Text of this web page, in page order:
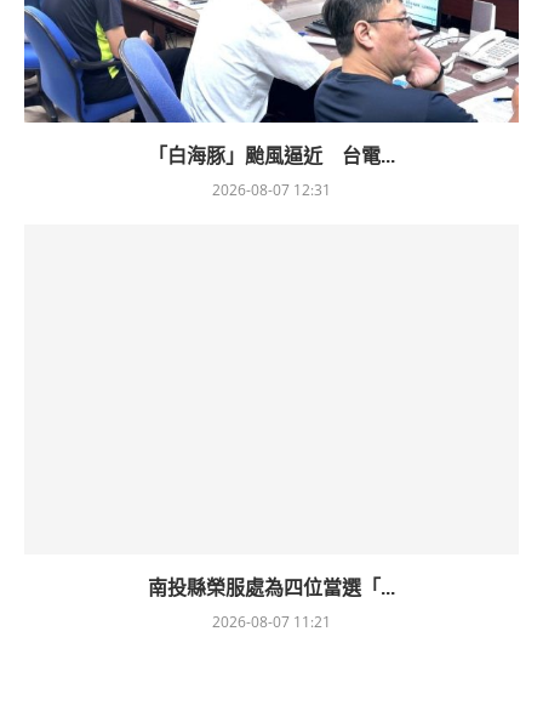
「白海豚」颱風逼近 台電...
2026-08-07 12:31
南投縣榮服處為四位當選「...
2026-08-07 11:21